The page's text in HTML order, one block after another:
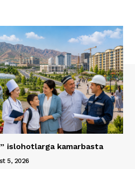
islohotlarga kamarbasta
5, 2026